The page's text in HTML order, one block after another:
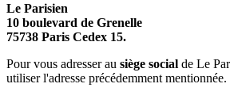
Le Parisien
10 boulevard de Grenelle
75738 Paris Cedex 15.
Pour vous adresser au siège social de Le
utiliser l'adresse précédemment mentionnée.